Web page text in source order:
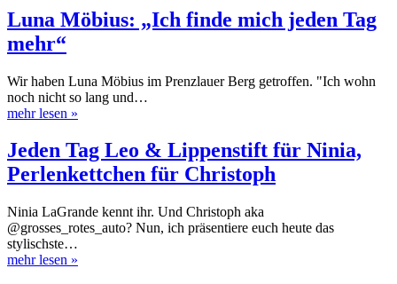
Luna Möbius: „Ich finde mich jeden Tag
mehr“
Wir haben Luna Möbius im Prenzlauer Berg getroffen. "Ich wohn
noch nicht so lang und…
mehr lesen »
Jeden Tag Leo & Lippenstift für Ninia,
Perlenkettchen für Christoph
Ninia LaGrande kennt ihr. Und Christoph aka
@grosses_rotes_auto? Nun, ich präsentiere euch heute das
stylischste…
mehr lesen »